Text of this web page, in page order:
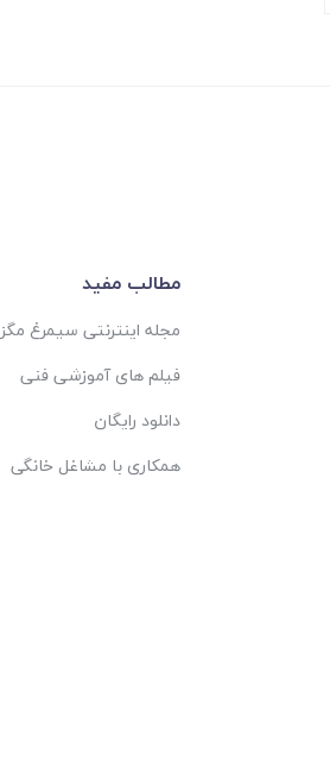
مطالب مفید
مجله اینترنتی سیمرغ مگز
فیلم های آموزشی فنی
دانلود رایگان
همکاری با مشاغل خانگی